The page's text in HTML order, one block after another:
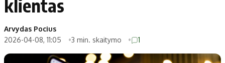
klientas
Arvydas Pocius
2026-04-08, 11:05
3 min. skaitymo 1